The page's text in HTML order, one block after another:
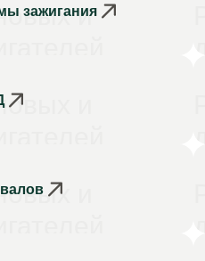
и
зажигания
и
и